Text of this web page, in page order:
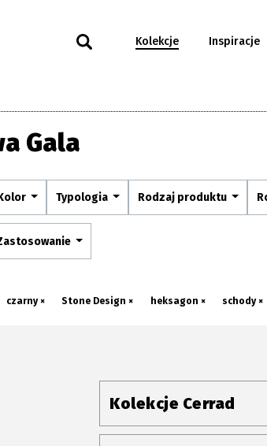
Kolekcje Inspiracje
Gala
Typologia Rodzaj produktu
czarny × Stone Design × heksagon × schody ×
Kolekcje Cerrad